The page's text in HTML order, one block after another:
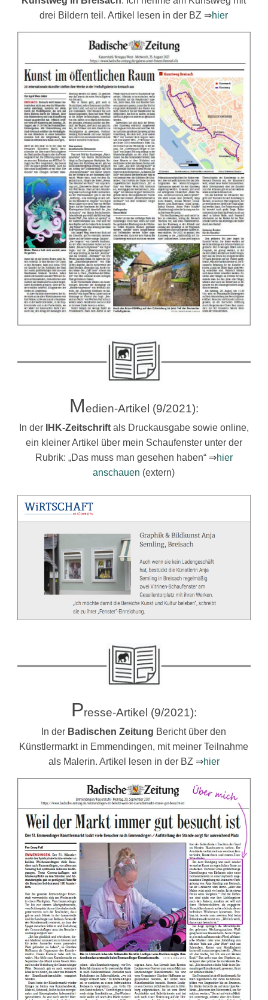
drei Bildern teil. Artikel lesen in der BZ ⇒hier
Medien-Artikel (9/2021):
In derIHK-Zeitschriftals Druckausgabe sowie online,
ein kleiner Artikel über mein Schaufenster unter der
Rubrik: „Das muss man gesehen haben“ ⇒hier
anschauen (extern)
Presse-Artikel (9/2021):
In der Badischen Zeitung Bericht über den
Künstlermarkt in Emmendingen, mit meiner Teilnahme
als Malerin. Artikel lesen in der BZ ⇒hier